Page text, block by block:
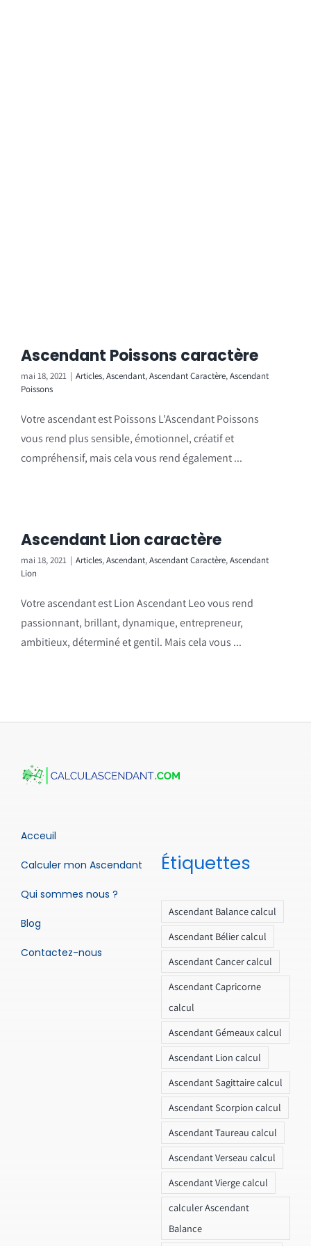
Ascendant Poissons caractère
mai 18, 2021 | Articles,Ascendant,Ascendant Caractère,Ascendant
Poissons
Votre ascendant est Poissons L'Ascendant Poissons
vous rend plus sensible, émotionnel, créatif et
compréhensif, mais cela vous rend également ...
Ascendant Lion caractère
mai 18, 2021 | Articles,Ascendant,Ascendant Caractère,Ascendant
Lion
Votre ascendant est Lion Ascendant Leo vous rend
passionnant, brillant, dynamique, entrepreneur,
ambitieux, déterminé et gentil. Mais cela vous ...
Acceuil
Calculer mon Ascendant
Qui sommes nous ?
Blog
Contactez-nous
Étiquettes
Ascendant Balance calcul
Ascendant Bélier calcul
Ascendant Cancer calcul
Ascendant Capricorne
calcul
Ascendant Gémeaux calcul
Ascendant Lion calcul
Ascendant Sagittaire calcul
Ascendant Scorpion calcul
Ascendant Taureau calcul
Ascendant Verseau calcul
Ascendant Vierge calcul
calculer Ascendant
Balance